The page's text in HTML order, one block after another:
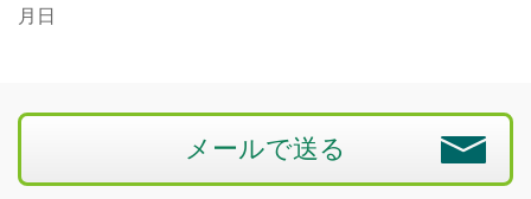
月日
メールで送る